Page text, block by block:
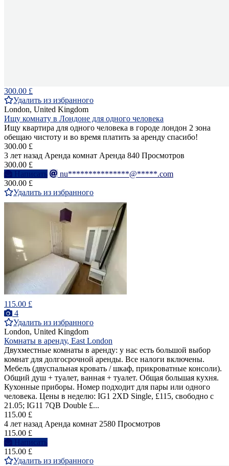
300.00 £
Удалить из избранного
London, United Kingdom
Ищу комнату в Лондоне для одного человека
Ищу квартира для одного человека в городе лондон 2 зона
обещаю чистоту и во время платить за аренду спасибо!
300.00 £
3 лет назад Аренда комнат Аренда 840 Просмотров
300.00 £
Написать
nu***************@*****.com
300.00 £
Удалить из избранного
115.00 £
4
Удалить из избранного
London, United Kingdom
Комнаты в аренду, East London
Двухместные комнаты в аренду: у нас есть большой выбор
комнат для долгосрочной аренды. Все налоги включены.
Мебель (двуспальная кровать / шкаф, прикроватные консоли).
Общий душ + туалет, ванная + туалет. Общая большая кухня.
Кухонные приборы. Номер подходит для пары или одного
человека. Цены в неделю: IG1 2XD Single, £115, свободно с
21.05; IG11 7QB Double £...
115.00 £
4 лет назад Аренда комнат 2580 Просмотров
115.00 £
Написать
115.00 £
Удалить из избранного